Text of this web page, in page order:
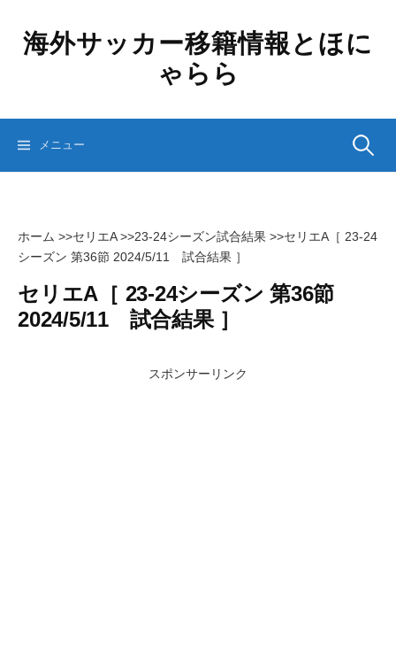
ッ
海外サッカー移籍情報とほに
ゃらら
メニュー 検
ホーム >>セリエA>>23-24シーズン試合結果 >>セリエA［ 23-24
シーズン 第36節 2024/5/11 試合結果 ］
セリエA［ 23-24シーズン 第36節
2024/5/11 試合結果 ］
スポンサーリンク